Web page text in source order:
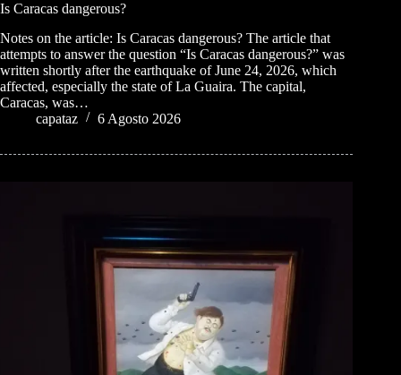
Is Caracas dangerous?
Notes on the article: Is Caracas dangerous? The article that
attempts to answer the question “Is Caracas dangerous?” was
written shortly after the earthquake of June 24, 2026, which
affected, especially the state of La Guaira. The capital,
Caracas, was…
capataz
6 Agosto 2026